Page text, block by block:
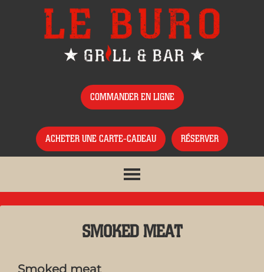
COMMANDER EN LIGNE
ACHETER UNE CARTE-CADEAU RÉSERVER
SMOKED MEAT
Smoked meat